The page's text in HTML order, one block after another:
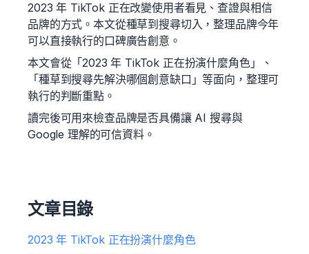
2023 年 TikTok 正在改變使用者看見、查證與相信
品牌的方式。本文從種草到搜尋切入，整理品牌今年
可以直接執行的口碑廣告創意。
本文會從「2023 年 TikTok 正在扮演什麼角色」、
「種草到搜尋先解決哪個創意缺口」等面向，整理可
執行的判斷重點。
讀完後可用來檢查品牌是否具備讓 AI 搜尋與
Google 理解的可信資料。
文章目錄
2023 年 TikTok 正在扮演什麼角色